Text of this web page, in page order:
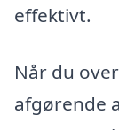
effektivt.
Når du
afgørende